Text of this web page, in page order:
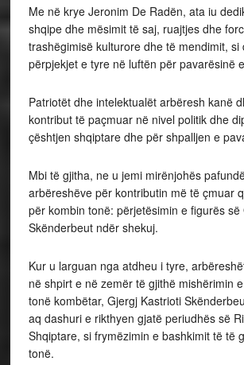
Me në krye Jeronim De Radën, ata iu
shqipe dhe mësimit të saj, ruajtjes dhe
trashëgimisë kulturore dhe të mendimit, si
përpjekjet e tyre në luftën për pavarësinë
Patriotët dhe intelektualët arbëresh kanë
kontribut të paçmuar në nivel politik dhe
çështjen shqiptare dhe për shpalljen e
Mbi të gjitha, ne u jemi mirënjohës
arbëreshëve për kontributin më të çmuar
për kombin tonë: përjetësimin e figurës së
Skënderbeut ndër shekuj.
Kur u larguan nga atdheu i tyre,
në shpirt e në zemër të gjithë mishërimin
tonë kombëtar, Gjergj Kastrioti
aq dashuri e rikthyen gjatë periudhës së
Shqiptare, si frymëzimin e bashkimit të të
tonë.